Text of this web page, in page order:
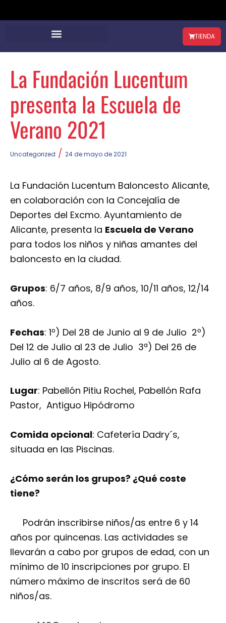
TIENDA
La Fundación Lucentum
presenta la Escuela de
Verano 2021
Uncategorized / 24 de mayo de 2021
La Fundación Lucentum Baloncesto Alicante,
en colaboración con la Concejalía de
Deportes del Excmo. Ayuntamiento de
Alicante, presenta la Escuela de Verano
para todos los niños y niñas amantes del
baloncesto en la ciudad.
Grupos: 6/7 años, 8/9 años, 10/11 años, 12/14
años.
Fechas: 1º) Del 28 de Junio al 9 de Julio 2º)
Del 12 de Julio al 23 de Julio 3ª) Del 26 de
Julio al 6 de Agosto.
Lugar: Pabellón Pitiu Rochel, Pabellón Rafa
Pastor, Antiguo Hipódromo
Comida opcional: Cafetería Dadry´s,
situada en las Piscinas.
¿Cómo serán los grupos? ¿Qué coste
tiene?
Podrán inscribirse niños/as entre 6 y 14
años por quincenas. Las actividades se
llevarán a cabo por grupos de edad, con un
mínimo de 10 inscripciones por grupo. El
número máximo de inscritos será de 60
niños/as.